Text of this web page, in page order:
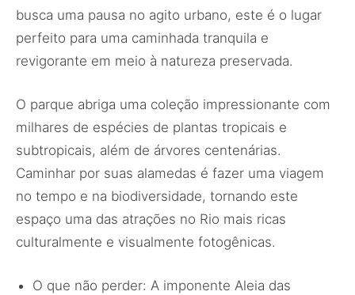
busca uma pausa no agito urbano, este é o lugar
perfeito para uma caminhada tranquila e
revigorante em meio à natureza preservada.
O parque abriga uma coleção impressionante com
milhares de espécies de plantas tropicais e
subtropicais, além de árvores centenárias.
Caminhar por suas alamedas é fazer uma viagem
no tempo e na biodiversidade, tornando este
espaço uma das atrações no Rio mais ricas
culturalmente e visualmente fotogênicas.
O que não perder: A imponente Aleia das